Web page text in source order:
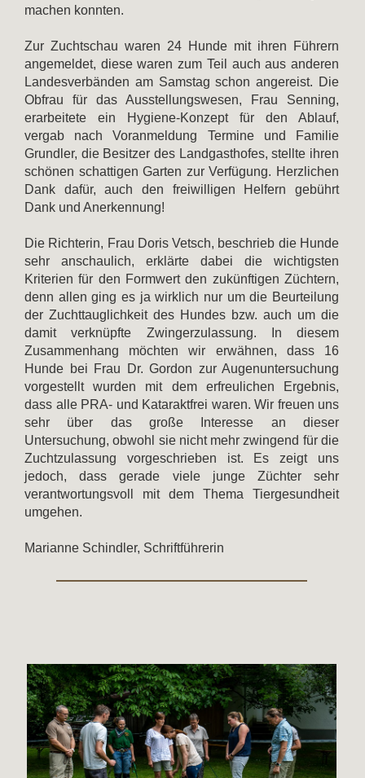
machen konnten.
Zur Zuchtschau waren 24 Hunde mit ihren Führern
angemeldet, diese waren zum Teil auch aus anderen
Landesverbänden am Samstag schon angereist. Die
Obfrau für das Ausstellungswesen, Frau Senning,
erarbeitete ein Hygiene-Konzept für den Ablauf,
vergab nach Voranmeldung Termine und Familie
Grundler, die Besitzer des Landgasthofes, stellte ihren
schönen schattigen Garten zur Verfügung. Herzlichen
Dank dafür, auch den freiwilligen Helfern gebührt
Dank und Anerkennung!
Die Richterin, Frau Doris Vetsch, beschrieb die Hunde
sehr anschaulich, erklärte dabei die wichtigsten
Kriterien für den Formwert den zukünftigen Züchtern,
denn allen ging es ja wirklich nur um die Beurteilung
der Zuchttauglichkeit des Hundes bzw. auch um die
damit verknüpfte Zwingerzulassung. In diesem
Zusammenhang möchten wir erwähnen, dass 16
Hunde bei Frau Dr. Gordon zur Augenuntersuchung
vorgestellt wurden mit dem erfreulichen Ergebnis,
dass alle PRA- und Kataraktfrei waren. Wir freuen uns
sehr über das große Interesse an dieser
Untersuchung, obwohl sie nicht mehr zwingend für die
Zuchtzulassung vorgeschrieben ist. Es zeigt uns
jedoch, dass gerade viele junge Züchter sehr
verantwortungsvoll mit dem Thema Tiergesundheit
umgehen.
Marianne Schindler, Schriftführerin